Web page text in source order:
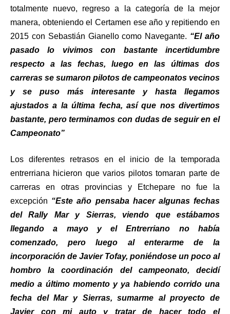
totalmente nuevo, regreso a la categoría de la mejor
manera, obteniendo el Certamen ese año y repitiendo en
2015 con Sebastián Gianello como Navegante. “El año
pasado lo vivimos con bastante incertidumbre
respecto a las fechas, luego en las últimas dos
carreras se sumaron pilotos de campeonatos vecinos
y se puso más interesante y hasta llegamos
ajustados a la última fecha, así que nos divertimos
bastante, pero terminamos con dudas de seguir en el
Campeonato”
Los diferentes retrasos en el inicio de la temporada
entrerriana hicieron que varios pilotos tomaran parte de
carreras en otras provincias y Etchepare no fue la
excepción “Este año pensaba hacer algunas fechas
del Rally Mar y Sierras, viendo que estábamos
llegando a mayo y el Entrerriano no había
comenzado, pero luego al enterarme de la
incorporación de Javier Tofay, poniéndose un poco al
hombro la coordinación del campeonato, decidí
medio a último momento y ya habiendo corrido una
fecha del Mar y Sierras, sumarme al proyecto de
Javier con mi auto y tratar de hacer todo el